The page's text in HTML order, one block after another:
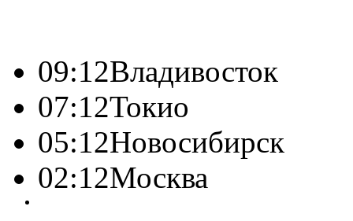
09:12Владивосток
07:12Токио
05:12Новосибирск
02:12Москва